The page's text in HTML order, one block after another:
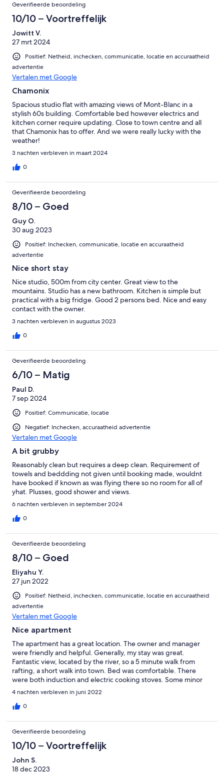
Geverifieerde beoordeling
10/10 – Voortreffelijk
Jowitt V.
27 mrt 2024
Positief: Netheid, inchecken, communicatie, locatie en accuraatheid
advertentie
Vertalen met Google
Chamonix
Spacious studio flat with amazing views of Mont-Blanc in a
stylish 60s building. Comfortable bed however electrics and
kitchen corner require updating. Close to town centre and all
that Chamonix has to offer. And we were really lucky with the
weather!
3 nachten verbleven in maart 2024
0
Geverifieerde beoordeling
8/10 – Goed
Guy O.
30 aug 2023
Positief: Inchecken, communicatie, locatie en accuraatheid
advertentie
Nice short stay
Nice studio, 500m from city center. Great view to the
mountains. Studio has a new bathroom. Kitchen is simple but
practical with a big fridge. Good 2 persons bed. Nice and easy
contact with the owner.
3 nachten verbleven in augustus 2023
0
Geverifieerde beoordeling
6/10 – Matig
Paul D.
7 sep 2024
Positief: Communicatie, locatie
Negatief: Inchecken, accuraatheid advertentie
Vertalen met Google
A bit grubby
Reasonably clean but requires a deep clean. Requirement of
towels and beddding not given until booking made, wouldnt
have booked if known as was flying there so no room for all of
yhat. Plusses, good shower and views.
6 nachten verbleven in september 2024
0
Geverifieerde beoordeling
8/10 – Goed
Eliyahu Y.
27 jun 2022
Positief: Netheid, inchecken, communicatie, locatie en accuraatheid
advertentie
Vertalen met Google
Nice apartment
The apartment has a great location. The owner and manager
were friendly and helpful. Generally, my stay was great.
Fantastic view, located by the river, so a 5 minute walk from
rafting, a short walk into town. Bed was comfortable. There
were both induction and electric cooking stoves. Some minor
issues: the document with property info was not up-to-date, so
there was no option of renting sheets (which I fortunately
clarified in advance), the wifi password in the document was
On the whole, the price was right, and I am glad that I chose this
place to stay for my visit.
4 nachten verbleven in juni 2022
0
Geverifieerde beoordeling
10/10 – Voortreffelijk
John S.
18 dec 2023